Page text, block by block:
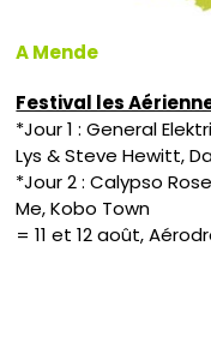
A Mende
Festival les
*Jour 1 : General
Lys & Steve Hewitt,
*Jour 2 : Calypso
Me, Kobo Town
= 11 et 12 août,